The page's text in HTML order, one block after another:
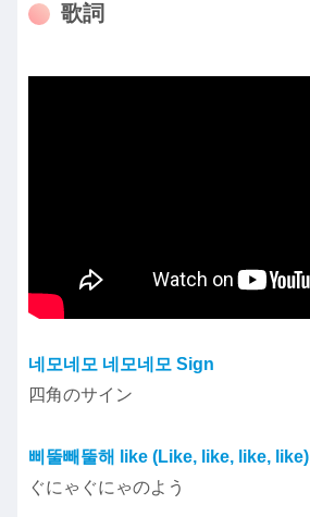
歌詞
네모네모 네모네모 Sign
四角のサイン
삐뚤빼뚤해 like (Like, like, like, like)
ぐにゃぐにゃのよう